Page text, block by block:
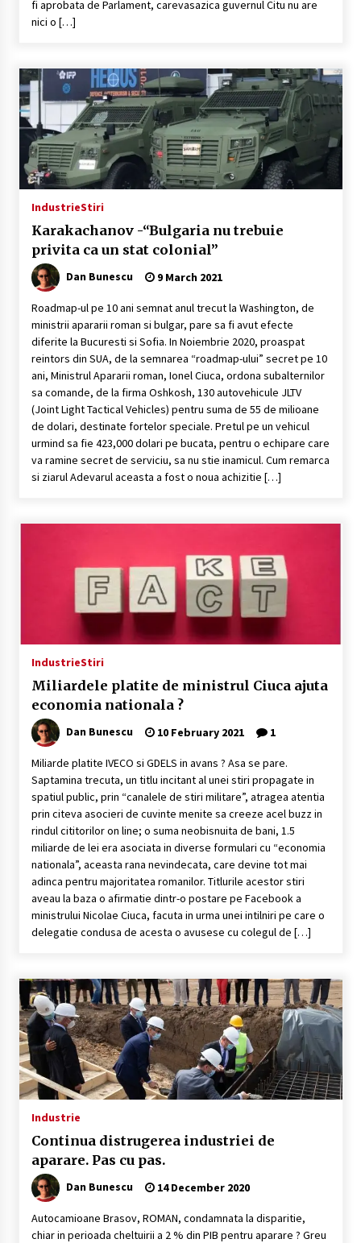
fi aprobata de Parlament, carevasazica guvernul Citu nu are
nici o […]
IndustrieStiri
Karakachanov -“Bulgaria nu trebuie
privita ca un stat colonial”
Dan Bunescu 9 March 2021
Roadmap-ul pe 10 ani semnat anul trecut la Washington, de
ministrii apararii roman si bulgar, pare sa fi avut efecte
diferite la Bucuresti si Sofia. In Noiembrie 2020, proaspat
reintors din SUA, de la semnarea “roadmap-ului” secret pe 10
ani, Ministrul Apararii roman, Ionel Ciuca, ordona subalternilor
sa comande, de la firma Oshkosh, 130 autovehicule JLTV
(Joint Light Tactical Vehicles) pentru suma de 55 de milioane
de dolari, destinate fortelor speciale. Pretul pe un vehicul
urmind sa fie 423,000 dolari pe bucata, pentru o echipare care
va ramine secret de serviciu, sa nu stie inamicul. Cum remarca
si ziarul Adevarul aceasta a fost o noua achizitie […]
IndustrieStiri
Miliardele platite de ministrul Ciuca ajuta
economia nationala ?
Dan Bunescu 10 February 2021 1
Miliarde platite IVECO si GDELS in avans ? Asa se pare.
Saptamina trecuta, un titlu incitant al unei stiri propagate in
spatiul public, prin “canalele de stiri militare”, atragea atentia
prin citeva asocieri de cuvinte menite sa creeze acel buzz in
rindul cititorilor on line; o suma neobisnuita de bani, 1.5
miliarde de lei era asociata in diverse formulari cu “economia
nationala”, aceasta rana nevindecata, care devine tot mai
adinca pentru majoritatea romanilor. Titlurile acestor stiri
aveau la baza o afirmatie dintr-o postare pe Facebook a
ministrului Nicolae Ciuca, facuta in urma unei intilniri pe care o
delegatie condusa de acesta o avusese cu colegul de […]
Industrie
Continua distrugerea industriei de
aparare. Pas cu pas.
Dan Bunescu 14 December 2020
Autocamioane Brasov, ROMAN, condamnata la disparitie,
chiar in perioada cheltuirii a 2 % din PIB pentru aparare ? Greu